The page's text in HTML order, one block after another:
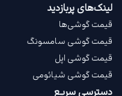
لینک‌های پربازدید
قیمت گوشی‌ها
قیمت گوشی سامسونگ
قیمت گوشی اپل
قیمت گوشی شیائومی
دسترسی سریع